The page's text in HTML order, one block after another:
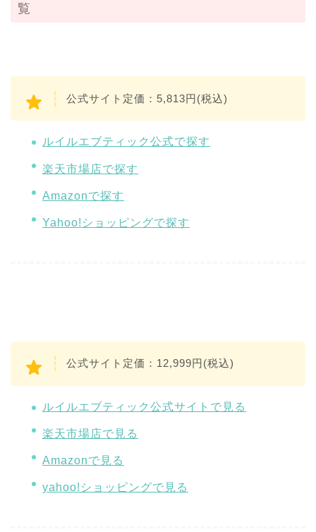
覧
公式サイト定価：5,813円(税込)
ルイルエブティック公式で探す
楽天市場店で探す
Amazonで探す
Yahoo!ショッピングで探す
公式サイト定価：12,999円(税込)
ルイルエブティック公式サイトで見る
楽天市場店で見る
Amazonで見る
yahoo!ショッピングで見る